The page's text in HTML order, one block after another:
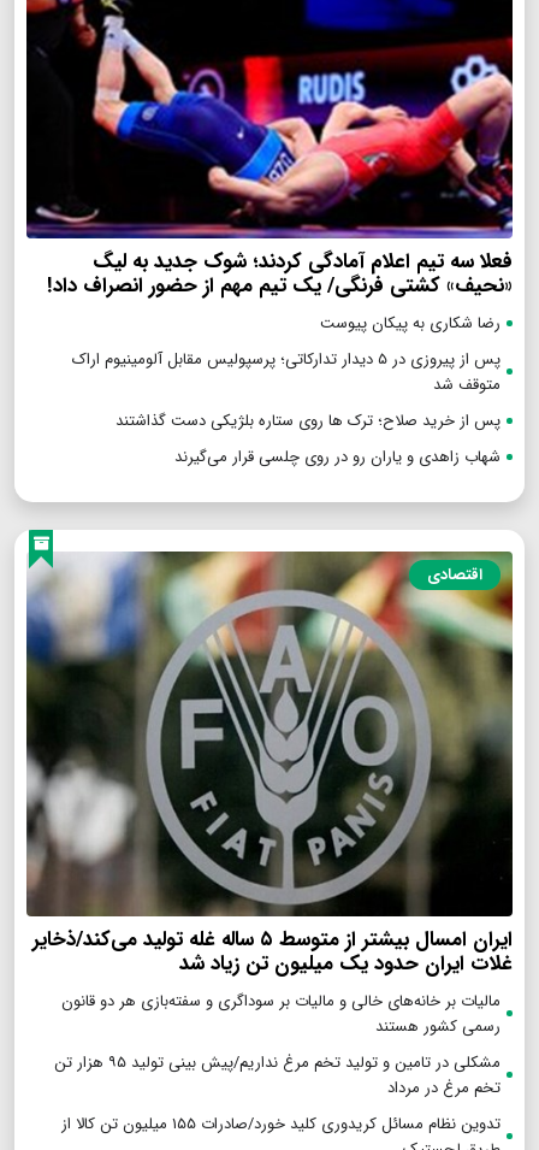
فعلا سه تیم اعلام آمادگی کردند؛ شوک جدید به لیگ
«نحیف» کشتی فرنگی/ یک تیم مهم از حضور انصراف داد!
رضا شکاری به پیکان پیوست
پس از پیروزی در ۵ دیدار تدارکاتی؛ پرسپولیس مقابل آلومینیوم اراک
متوقف شد
پس از خرید صلاح؛ ترک ها روی ستاره بلژیکی دست گذاشتند
شهاب زاهدی و یاران رو در روی چلسی قرار می‌گیرند
اقتصادی
ایران امسال بیشتر از متوسط ۵ ساله غله تولید می‌کند/ذخایر
غلات ایران حدود یک میلیون تن زیاد شد
مالیات بر خانه‌های خالی و مالیات بر سوداگری و سفته‌بازی هر دو قانون
رسمی کشور هستند
مشکلی در تامین و تولید تخم مرغ نداریم/پیش بینی تولید ۹۵ هزار تن
تخم مرغ در مرداد
تدوین نظام مسائل کریدوری کلید خورد/صادرات ۱۵۵ میلیون تن کالا از